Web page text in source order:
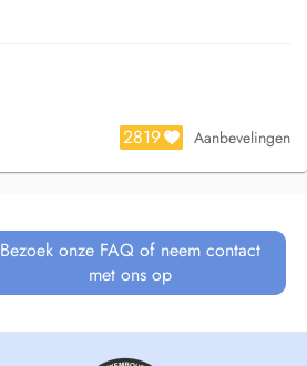
2819 Aanbevelingen
Bezoek onze FAQ of neem contact
met ons op